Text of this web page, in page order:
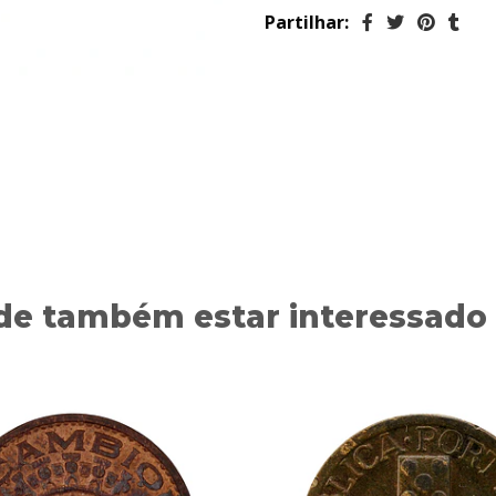
Partilhar:
também estar interessado